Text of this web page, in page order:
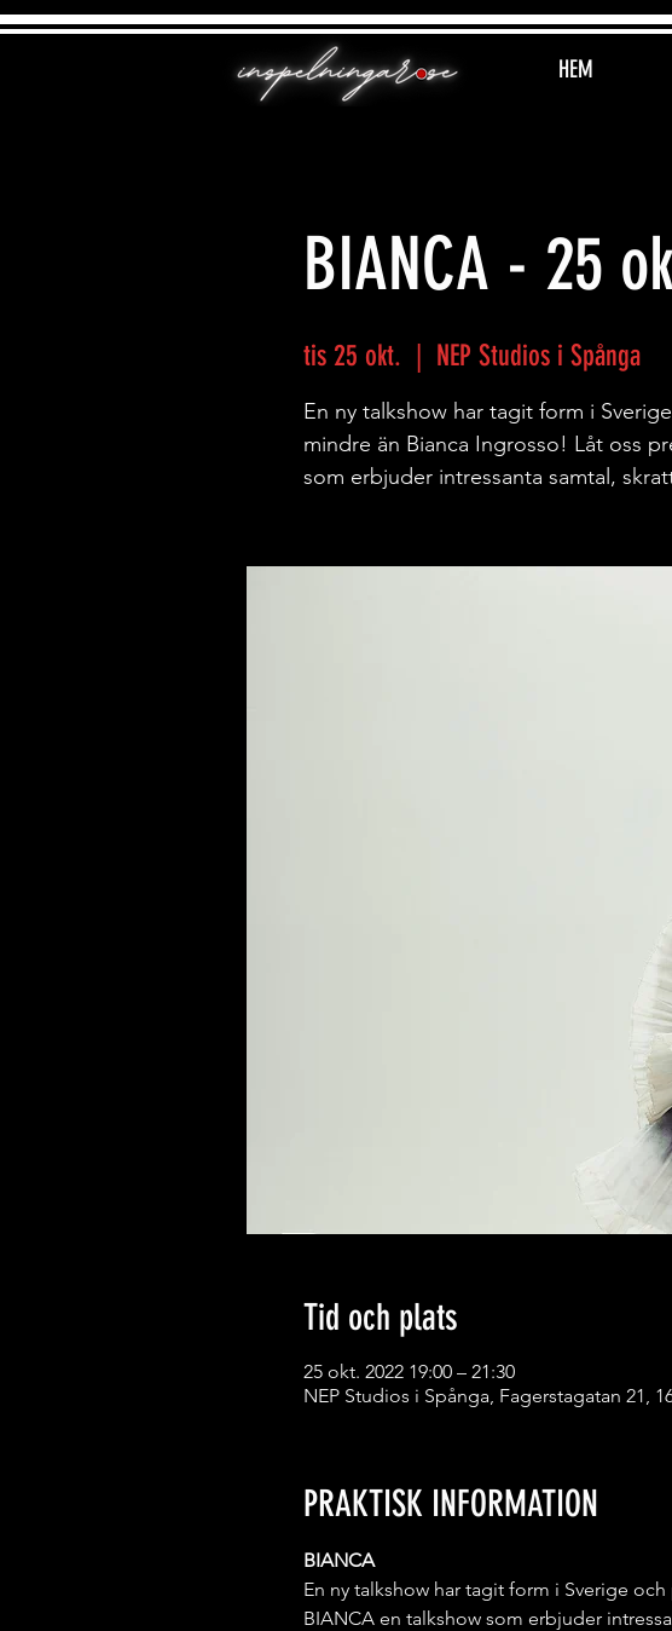
HEM
BIANCA - 25
tis 25 okt. NEP Studios i Spånga
En ny talkshow har tagit form i
mindre än Bianca Ingrosso! Låt oss
som erbjuder intressanta samtal,
Tid och plats
25 okt. 2022 19:00 – 21:30
NEP Studios i Spånga, Fagerstagatan 21,
PRAKTISK INFORMATION
BIANCA
En ny talkshow har tagit form i Sverige
BIANCA en talkshow som erbjuder